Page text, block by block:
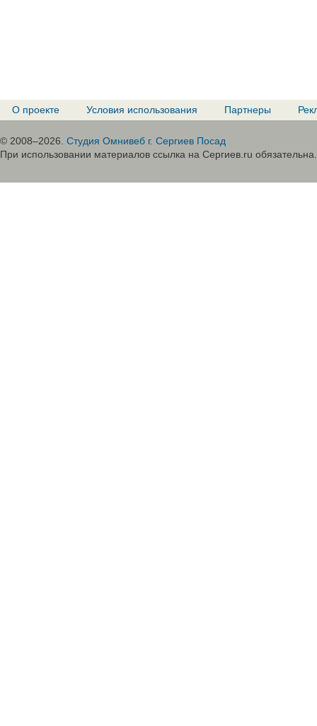
О проекте Условия использования Партнеры
© 2008–2026. Студия Омнивеб г. Сергиев Посад
При использовании материалов ссылка на Сергиев.ru обязательна.